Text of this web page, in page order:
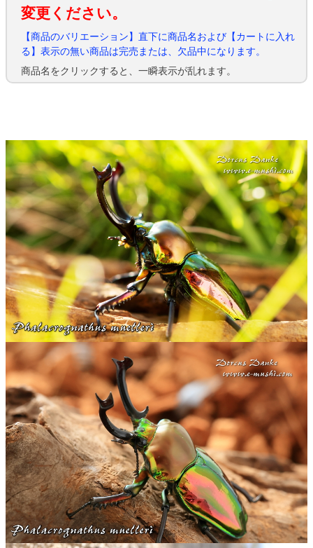
変更ください。
【商品のバリエーション】直下に商品名および【カートに入れ
る】表示の無い商品は完売または、欠品中になります。
商品名をクリックすると、一瞬表示が乱れます。